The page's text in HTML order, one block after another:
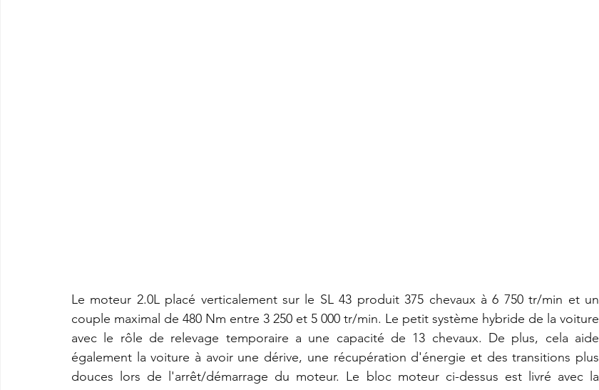
Le moteur 2.0L placé verticalement sur le SL 43 produit 375 chevaux à 6 750 tr/min et un
couple maximal de 480 Nm entre 3 250 et 5 000 tr/min. Le petit système hybride de la voiture
avec le rôle de relevage temporaire a une capacité de 13 chevaux. De plus, cela aide
également la voiture à avoir une dérive, une récupération d'énergie et des transitions plus
douces lors de l'arrêt/démarrage du moteur. Le bloc moteur ci-dessus est livré avec la